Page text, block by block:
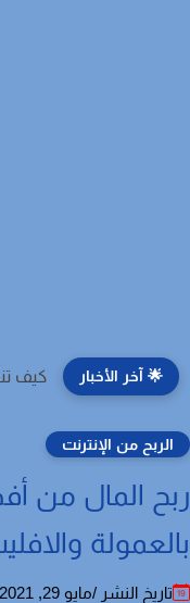
🌟 آخر الأخبار
من الإنترنت
والافليت
النشر /مايو 29, 2021